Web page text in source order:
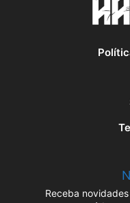
Receba